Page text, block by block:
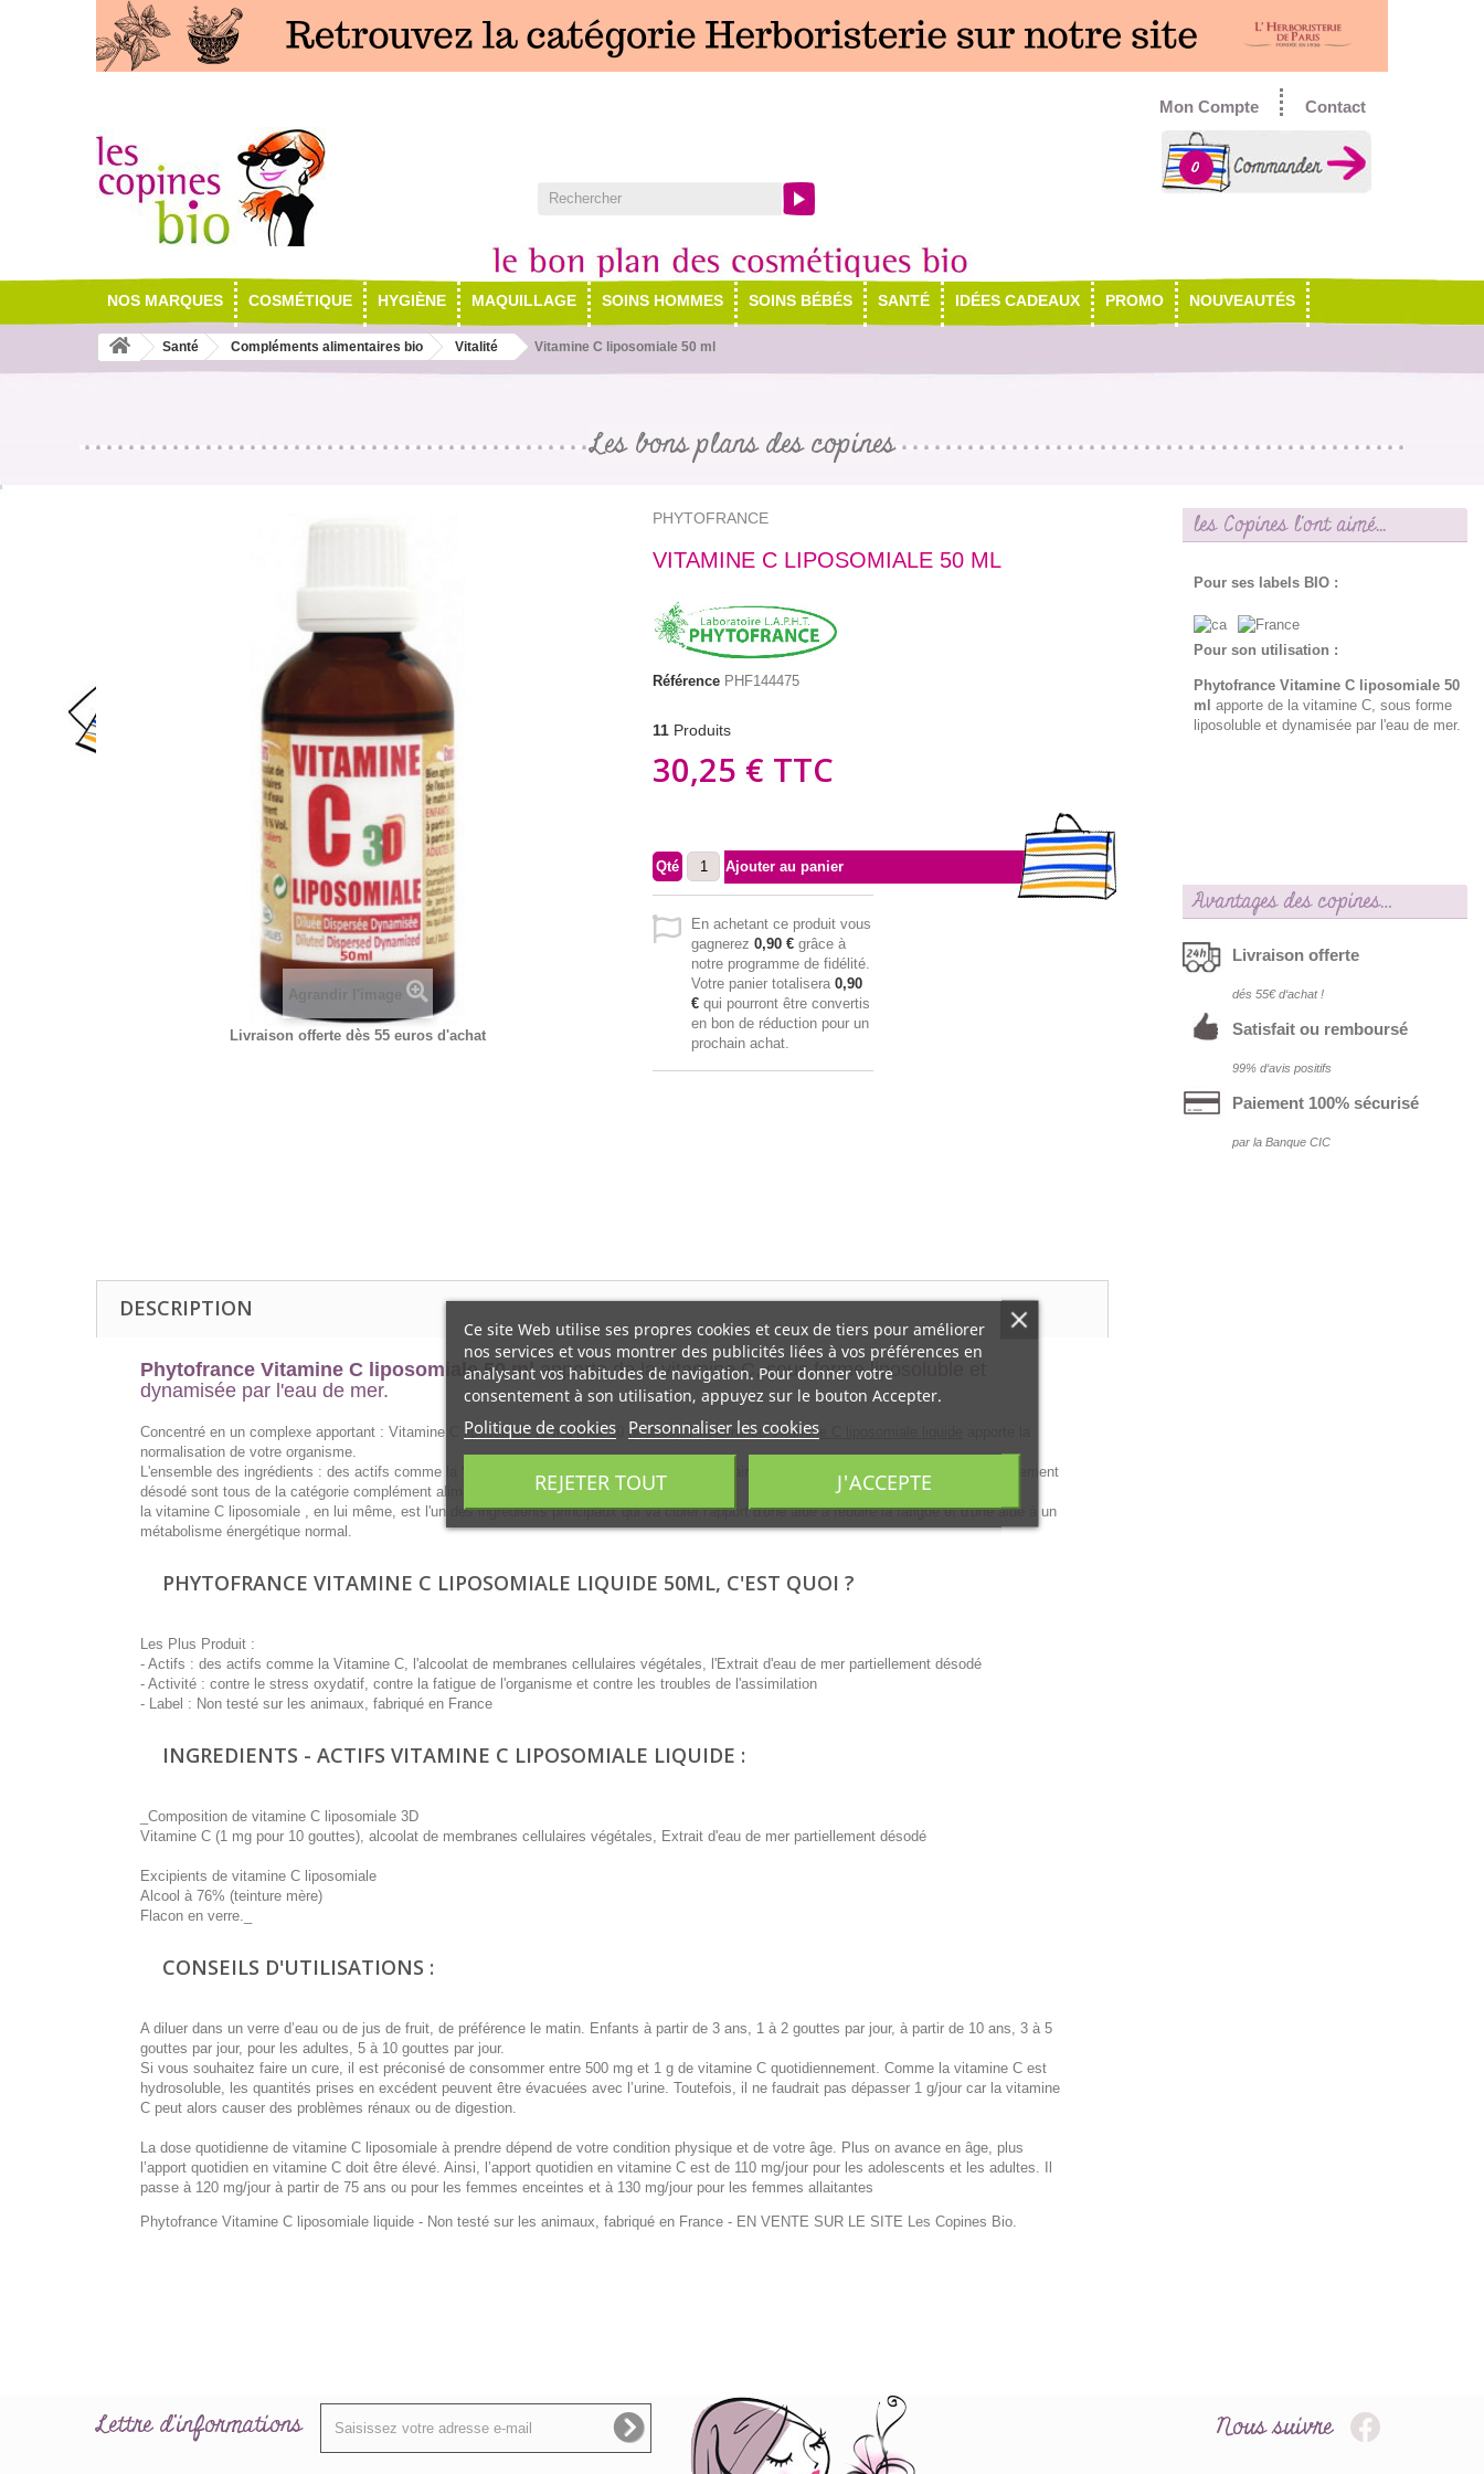
Contact
Mon Compte
0
NOS MARQUES COSMÉTIQUE HYGIÈNE MAQUILLAGE SOINS HOMMES SOINS BÉBÉS SANTÉ IDÉES CADEAUX PROMO NOUVEAUTÉS
Santé Compléments alimentaires bio Vitalité Vitamine C liposomiale 50 ml
Les bons plans des copines
Livraison offerte dès 55 euros d'achat
PHYTOFRANCE
VITAMINE C LIPOSOMIALE 50 ML
Référence PHF144475
11 Produits
30,25 € TTC
Qté Ajouter au panier
En achetant ce produit vous
gagnerez 0,90 € grâce à
notre programme de fidélité.
Votre panier totalisera 0,90
€ qui pourront être convertis
en bon de réduction pour un
prochain achat.
les Copines l'ont aimé...
Pour ses labels BIO :
Pour son utilisation :
Phytofrance Vitamine C liposomiale 50
ml apporte de la vitamine C, sous forme
liposoluble et dynamisée par l'eau de mer.
Avantages des copines…
Livraison offerte
dés 55€ d‘achat !
Satisfait ou remboursé
99% d‘avis positifs
Paiement 100% sécurisé
par la Banque CIC
DESCRIPTION
Phytofrance Vitamine C liposomiale 50 mlapporte de la vitamine C, sous forme liposoluble et
dynamisée par l'eau de mer.
Concentré en un complexe apportant : Vitamine C liposoluble (1 mg pour 10 gouttes),Phytofrance Vitamine C liposomiale liquide
normalisation de votre organisme.
L'ensemble des ingrédients : des actifs comme la Vitamine C, l'alcoolat de membranes cellulaires végétales, l'Extrait d'eau de mer partiellement
désodé sont tous de la catégorie complément alimentaire ;
la vitamine C liposomiale , en lui même, est l'un des ingrédients principaux qui va cibler l'apport d'une aide à réduire la fatigue et d'une aide à un
métabolisme énergétique normal.
PHYTOFRANCE VITAMINE C LIPOSOMIALE LIQUIDE 50ML, C'EST QUOI ?
Les Plus Produit :
- Actifs : des actifs comme la Vitamine C, l'alcoolat de membranes cellulaires végétales, l'Extrait d'eau de mer partiellement désodé
- Activité : contre le stress oxydatif, contre la fatigue de l'organisme et contre les troubles de l'assimilation
- Label : Non testé sur les animaux, fabriqué en France
INGREDIENTS - ACTIFS VITAMINE C LIPOSOMIALE LIQUIDE :
_Composition de vitamine C liposomiale 3D
Vitamine C (1 mg pour 10 gouttes), alcoolat de membranes cellulaires végétales, Extrait d'eau de mer partiellement désodé
Excipients de vitamine C liposomiale
Alcool à 76% (teinture mère)
Flacon en verre._
CONSEILS D'UTILISATIONS :
A diluer dans un verre d’eau ou de jus de fruit, de préférence le matin. Enfants à partir de 3 ans, 1 à 2 gouttes par jour, à partir de 10 ans, 3 à 5
gouttes par jour, pour les adultes, 5 à 10 gouttes par jour.
Si vous souhaitez faire un cure, il est préconisé de consommer entre 500 mg et 1 g de vitamine C quotidiennement. Comme la vitamine C est
hydrosoluble, les quantités prises en excédent peuvent être évacuées avec l’urine. Toutefois, il ne faudrait pas dépasser 1 g/jour car la vitamine
C peut alors causer des problèmes rénaux ou de digestion.
La dose quotidienne de vitamine C liposomiale à prendre dépend de votre condition physique et de votre âge. Plus on avance en âge, plus
l’apport quotidien en vitamine C doit être élevé. Ainsi, l’apport quotidien en vitamine C est de 110 mg/jour pour les adolescents et les adultes. Il
passe à 120 mg/jour à partir de 75 ans ou pour les femmes enceintes et à 130 mg/jour pour les femmes allaitantes
Phytofrance Vitamine C liposomiale liquide - Non testé sur les animaux, fabriqué en France - EN VENTE SUR LE SITE Les Copines Bio.
Ce site Web utilise ses propres cookies et ceux de tiers pour améliorer
nos services et vous montrer des publicités liées à vos préférences en
analysant vos habitudes de navigation. Pour donner votre
consentement à son utilisation, appuyez sur le bouton Accepter.
Politique de cookies Personnaliser les cookies
REJETER TOUT J'ACCEPTE
Lettre d'informations Nous suivre